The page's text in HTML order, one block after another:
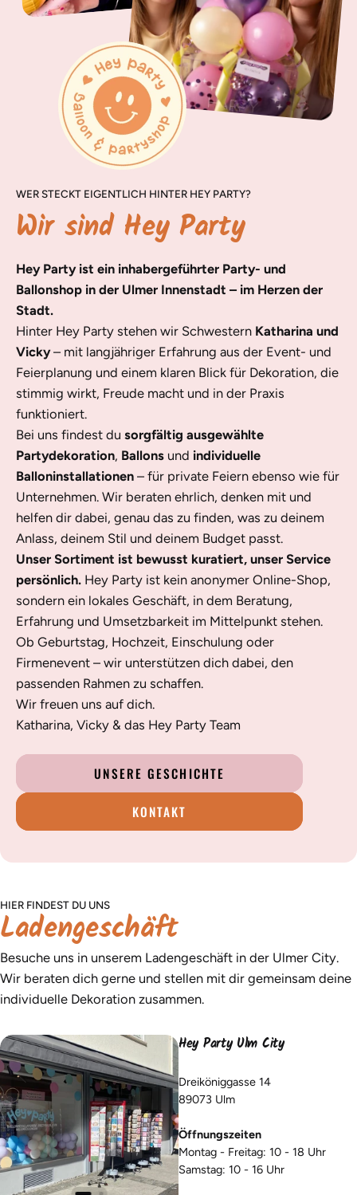
WER STECKT EIGENTLICH HINTER HEY PARTY?
Wir sind Hey Party
Hey Party ist ein inhabergeführter Party- und
Ballonshop in der Ulmer Innenstadt – im Herzen der
Stadt.
Hinter Hey Party stehen wir Schwestern Katharina und
Vicky– mit langjähriger Erfahrung aus der Event- und
Feierplanung und einem klaren Blick für Dekoration, die
stimmig wirkt, Freude macht und in der Praxis
funktioniert.
Bei uns findest du sorgfältig ausgewählte
Partydekoration, Ballons und individuelle
Balloninstallationen – für private Feiern ebenso wie für
Unternehmen. Wir beraten ehrlich, denken mit und
helfen dir dabei, genau das zu finden, was zu deinem
Anlass, deinem Stil und deinem Budget passt.
Unser Sortiment ist bewusst kuratiert, unser Service
persönlich. Hey Party ist kein anonymer Online-Shop,
sondern ein lokales Geschäft, in dem Beratung,
Erfahrung und Umsetzbarkeit im Mittelpunkt stehen.
Ob Geburtstag, Hochzeit, Einschulung oder
Firmenevent – wir unterstützen dich dabei, den
passenden Rahmen zu schaffen.
Wir freuen uns auf dich.
Katharina, Vicky & das Hey Party Team
UNSERE GESCHICHTE
KONTAKT
HIER FINDEST DU UNS
Ladengeschäft
Besuche uns in unserem Ladengeschäft in der Ulmer City.
Wir beraten dich gerne und stellen mit dir gemeinsam deine
individuelle Dekoration zusammen.
Hey Party Ulm City
Dreiköniggasse 14
89073 Ulm
Öffnungszeiten
Montag - Freitag: 10 - 18 Uhr
Samstag: 10 - 16 Uhr